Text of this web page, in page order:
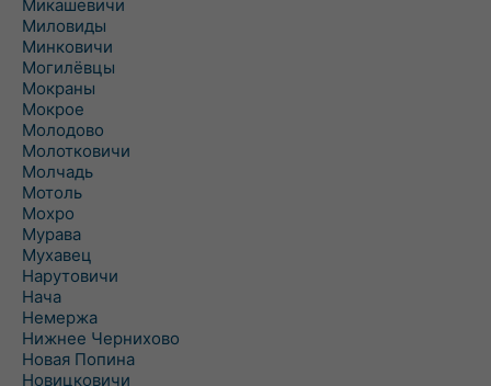
Микашевичи
Миловиды
Минковичи
Могилёвцы
Мокраны
Мокрое
Молодово
Молотковичи
Молчадь
Мотоль
Мохро
Мурава
Мухавец
Нарутовичи
Нача
Немержа
Нижнее Чернихово
Новая Попина
Новицковичи